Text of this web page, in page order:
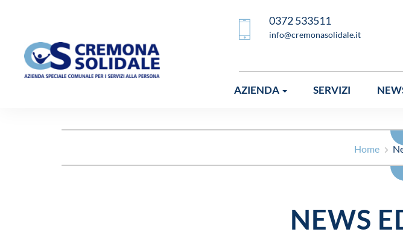
0372 533511
info@cremonasolidale.it
AZIENDA SERVIZI
Home
NEWS